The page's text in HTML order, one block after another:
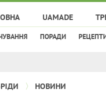
UAMADE
ПОРАДИ
НОВИНИ